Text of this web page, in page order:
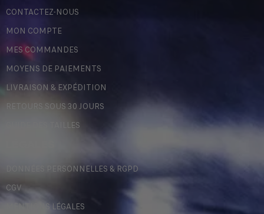
CONTACTEZ-NOUS
MON COMPTE
MES COMMANDES
MOYENS DE PAIEMENTS
LIVRAISON & EXPÉDITION
RETOURS SOUS 30 JOURS
GUIDE DES TAILLES
DONNÉES PERSONNELLES & RGPD
CGV
MENTIONS LÉGALES